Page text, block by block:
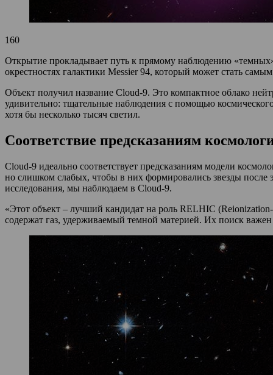
160
Открытие прокладывает путь к прямому наблюдению
окрестностях галактики Messier 94, который может стать
Объект получил название Cloud‑9. Это компактное облако
удивительно: тщательные наблюдения с помощью
хотя бы несколько тысяч светил.
Соответствие предсказаниям
Cloud‑9 идеально соответствует предсказаниям модели
но слишком слабых, чтобы в них формировались звезды
исследования, мы наблюдаем в Cloud‑9.
«Этот объект – лучший кандидат на роль RELHIC
содержат газ, удерживаемый темной материей. Их поиск